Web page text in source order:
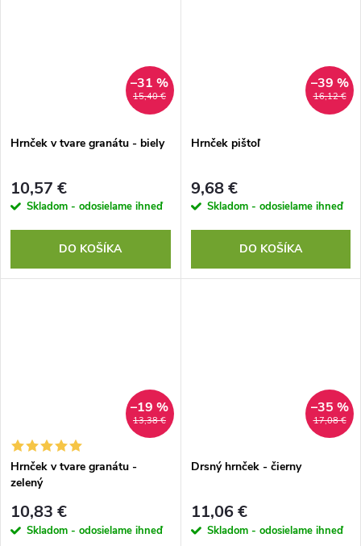
15,40 €
–31 %
Hrnček v tvare granátu - biely
10,57 €
Skladom - odosielame ihneď
DO KOŠÍKA
16,12 €
–39 %
Hrnček pištoľ
9,68 €
Skladom - odosielame ihneď
DO KOŠÍKA
13,38 €
–19 %
Hrnček v tvare granátu -
zelený
10,83 €
Skladom - odosielame ihneď
17,08 €
–35 %
Drsný hrnček - čierny
11,06 €
Skladom - odosielame ihneď